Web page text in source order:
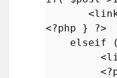
<?php }
?>
elseif